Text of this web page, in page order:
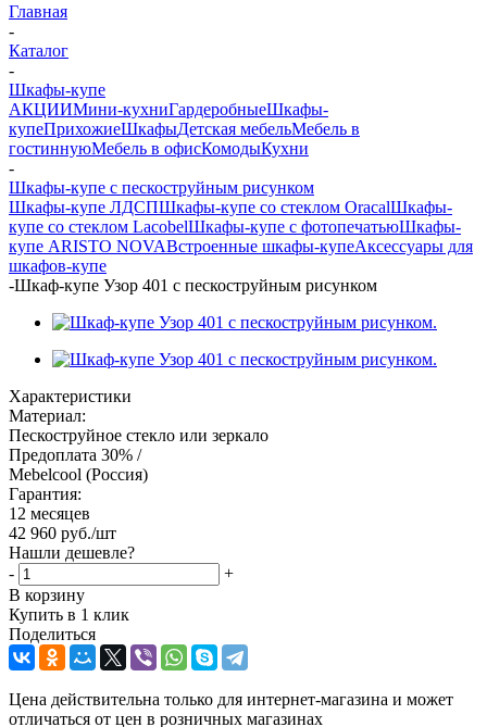
Главная
-
Каталог
-
Шкафы-купе
АКЦИИМини-кухниГардеробныеШкафы-
купеПрихожиеШкафыДетская мебельМебель в
гостиннуюМебель в офисКомодыКухни
-
Шкафы-купе с пескоструйным рисунком
Шкафы-купе ЛДСПШкафы-купе со стеклом OracalШкафы-
купе со стеклом LacobelШкафы-купе с фотопечатьюШкафы-
купе ARISTO NOVAВстроенные шкафы-купеАксессуары для
шкафов-купе
-Шкаф-купе Узор 401 с пескоструйным рисунком
Характеристики
Материал:
Пескоструйное стекло или зеркало
Предоплата 30% /
Mebelcool (Россия)
Гарантия:
12 месяцев
42 960 руб./шт
Нашли дешевле?
-
+
В корзину
Купить в 1 клик
Поделиться
Цена действительна только для интернет-магазина и может
отличаться от цен в розничных магазинах